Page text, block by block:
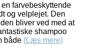
farvebeskyttende
og velplejet. Den
bliver ved med at
shampoo
både (Læs mere)